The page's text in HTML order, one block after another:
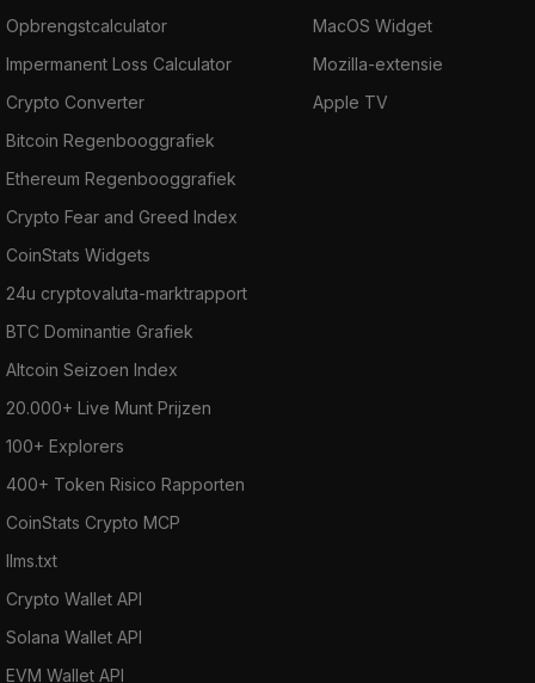
Opbrengstcalculator
Impermanent Loss Calculator
Crypto Converter
Bitcoin Regenbooggrafiek
Ethereum Regenbooggrafiek
Crypto Fear and Greed Index
CoinStats Widgets
24u cryptovaluta-marktrapport
BTC Dominantie Grafiek
Altcoin Seizoen Index
20.000+ Live Munt Prijzen
100+ Explorers
400+ Token Risico Rapporten
CoinStats Crypto MCP
llms.txt
Crypto Wallet API
Solana Wallet API
EVM Wallet API
MacOS Widget
Mozilla-extensie
Apple TV